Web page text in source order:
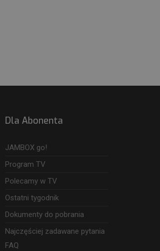
Dla Abonenta
JAMBOX go!
Program TV
Polecamy w TV
Ostatni tygodnik
Dokumenty do pobrania
Najczęściej zadawane pytania
FAQ